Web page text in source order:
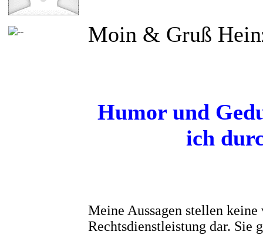
Moin & Gruß
Humor und
ich
Meine Aussagen stellen
Rechtsdienstleistung dar. Sie